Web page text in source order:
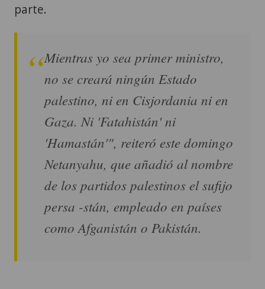
parte.
Mientras yo sea primer ministro,
no se creará ningún Estado
palestino, ni en Cisjordania ni en
Gaza. Ni 'Fatahistán' ni
'Hamastán'", reiteró este domingo
Netanyahu, que añadió al nombre
de los partidos palestinos el sufijo
persa -stán, empleado en países
como Afganistán o Pakistán.